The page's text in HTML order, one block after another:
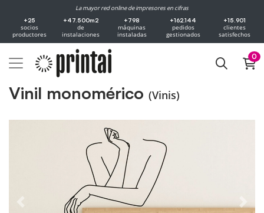
La mayor red online de impresores en cifras
+25
socios
productores
+47.500m2
de
instalaciones
+798
máquinas
instaladas
+162.144
pedidos
gestionados
+15.901
clientes
satisfechos
0
Vinil monomérico (Vinis)